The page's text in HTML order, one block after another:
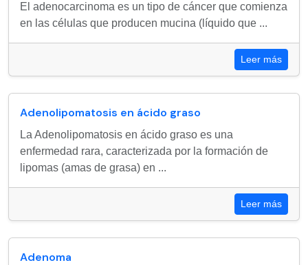
El adenocarcinoma es un tipo de cáncer que comienza
en las células que producen mucina (líquido que ...
Leer más
Adenolipomatosis en ácido graso
La Adenolipomatosis en ácido graso es una
enfermedad rara, caracterizada por la formación de
lipomas (amas de grasa) en ...
Leer más
Adenoma